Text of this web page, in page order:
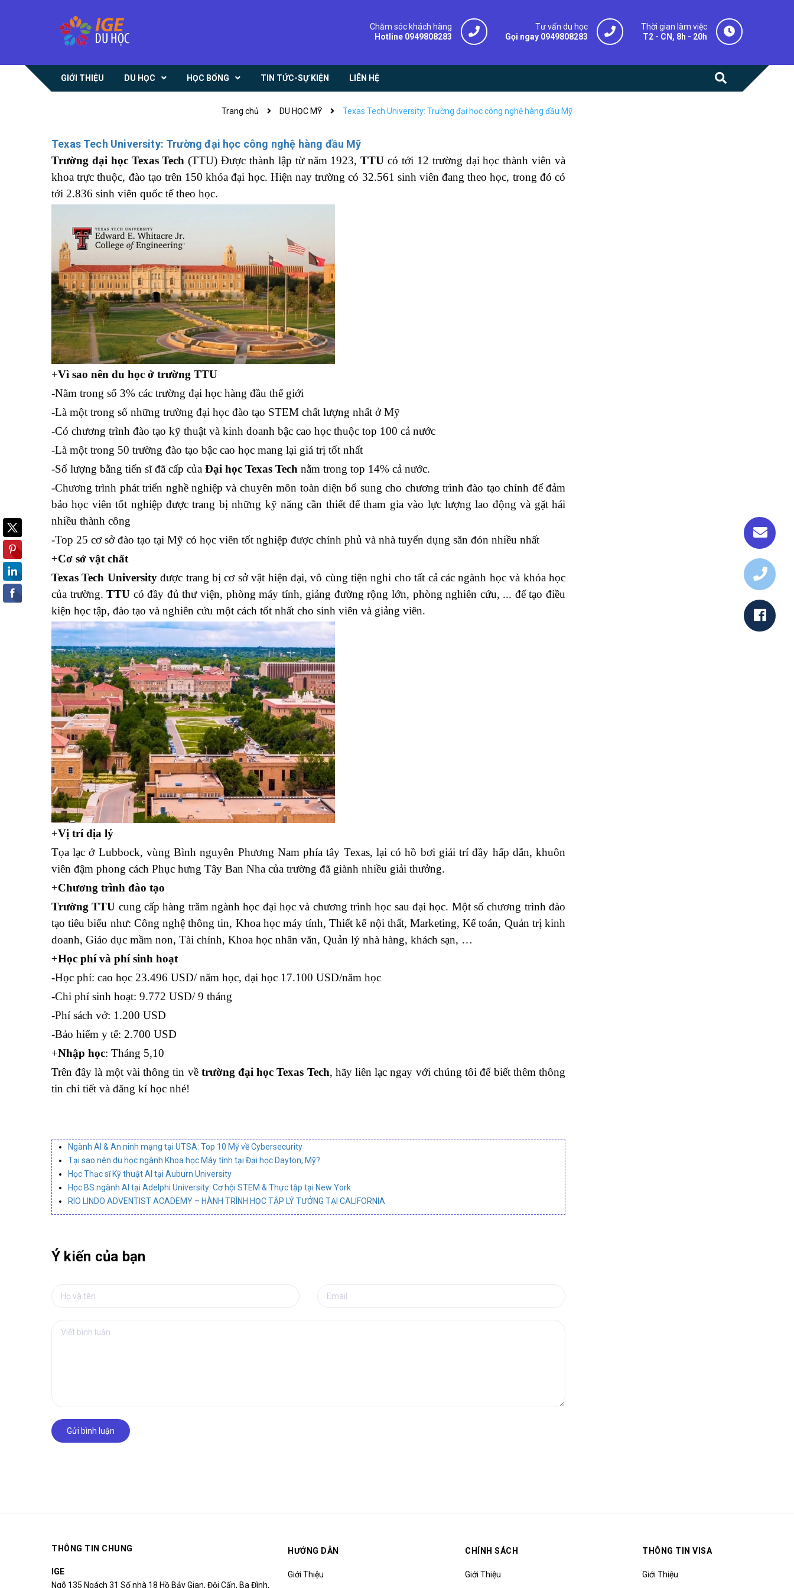
Thời gian làm việc
T2 - CN, 8h - 20h
Tư vấn du học
Gọi ngay 0949808283
Chăm sóc khách hàng
Hotline 0949808283
GIỚI THIỆU DU HỌC HỌC BỔNG TIN TỨC-SỰ KIỆN LIÊN HỆ
Trang chủ DU HỌC MỸ Texas Tech University: Trường đại học công nghệ hàng đầu Mỹ
Texas Tech University: Trường đại học công nghệ hàng đầu Mỹ
Trường đại học Texas Tech (TTU) Được thành lập từ năm 1923,TTU có tới 12 trường đại học thành viên và
khoa trực thuộc, đào tạo trên 150 khóa đại học. Hiện nay trường có 32.561 sinh viên đang theo học, trong đó có
tới 2.836 sinh viên quốc tế theo học.
+Vì sao nên du học ở trường TTU
-Nằm trong số 3% các trường đại học hàng đầu thế giới
-Là một trong số những trường đại học đào tạo STEM chất lượng nhất ở Mỹ
-Có chương trình đào tạo kỹ thuật và kinh doanh bậc cao học thuộc top 100 cả nước
-Là một trong 50 trường đào tạo bậc cao học mang lại giá trị tốt nhất
-Số lượng bằng tiến sĩ đã cấp của Đại học Texas Tech nằm trong top 14% cả nước.
-Chương trình phát triển nghề nghiệp và chuyên môn toàn diện bổ sung cho chương trình đào tạo chính để đảm
bảo học viên tốt nghiệp được trang bị những kỹ năng cần thiết để tham gia vào lực lượng lao động và gặt hái
nhiều thành công
-Top 25 cơ sở đào tạo tại Mỹ có học viên tốt nghiệp được chính phủ và nhà tuyển dụng săn đón nhiều nhất
+Cơ sở vật chất
Texas Tech Universityđược trang bị cơ sở vật hiện đại, vô cùng tiện nghi cho tất cả các ngành học và khóa học
của trường.TTU có đầy đủ thư viện, phòng máy tính, giảng đường rộng lớn, phòng nghiên cứu, ... để tạo điều
kiện học tập, đào tạo và nghiên cứu một cách tốt nhất cho sinh viên và giảng viên.
+Vị trí địa lý
Tọa lạc ở Lubbock, vùng Bình nguyên Phương Nam phía tây Texas, lại có hồ bơi giải trí đầy hấp dẫn, khuôn
viên đậm phong cách Phục hưng Tây Ban Nha của trường đã giành nhiều giải thưởng.
+Chương trình đào tạo
Trường TTU cung cấp hàng trăm ngành học đại học và chương trình học sau đại học. Một số chương trình đào
tạo tiêu biểu như: Công nghệ thông tin, Khoa học máy tính, Thiết kế nội thất, Marketing, Kế toán, Quản trị kinh
doanh, Giáo dục mầm non, Tài chính, Khoa học nhân văn, Quản lý nhà hàng, khách sạn, …
+Học phí và phí sinh hoạt
-Học phí: cao học 23.496 USD/ năm học, đại học 17.100 USD/năm học
-Chi phí sinh hoạt: 9.772 USD/ 9 tháng
-Phí sách vở: 1.200 USD
-Bảo hiểm y tế: 2.700 USD
+Nhập học: Tháng 5,10
Trên đây là một vài thông tin về trường đại học Texas Tech, hãy liên lạc ngay với chúng tôi để biết thêm thông
tin chi tiết và đăng kí học nhé!
Ngành AI & An ninh mạng tại UTSA: Top 10 Mỹ về Cybersecurity
Tại sao nên du học ngành Khoa học Máy tính tại Đại học Dayton, Mỹ?
Học Thạc sĩ Kỹ thuật AI tại Auburn University
Học BS ngành AI tại Adelphi University: Cơ hội STEM & Thực tập tại New York
RIO LINDO ADVENTIST ACADEMY – HÀNH TRÌNH HỌC TẬP LÝ TƯỞNG TẠI CALIFORNIA
Ý kiến của bạn
Gửi bình luận
THÔNG TIN CHUNG
IGE
Ngõ 135 Ngách 31 Số nhà 18 Hồ Bảy Gian, Đội Cấn, Ba Đình,
HƯỚNG DẪN
Giới Thiệu
CHÍNH SÁCH
Giới Thiệu
THÔNG TIN VISA
Giới Thiệu